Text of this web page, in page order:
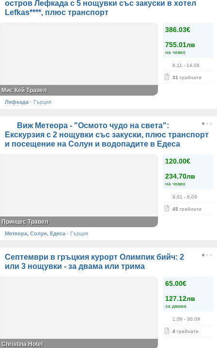
остров Лефкада с 5 нощувки със закуски в хотел
Lefkas****, плюс транспорт
386.03€
755.01лв
на човек
8.11 - 14.08
31 грабнати
Мис Кей Травел
Лефкада · Гърция
Виж Метеора - "Осмото чудо на света":
Екскурзия с 2 нощувки със закуски, плюс транспорт
и посещение на Солун и водопадите в Едеса
120.00€
234.70лв
на човек
9.01 - 6.09
45 грабнати
Принцес Травел
Метеора, Солун, Едеса · Гърция
Септември в гръцкия курорт Олимпик бийч: 2
или 3 нощувки - за двама или трима
65.00€
127.12лв
за двама
1.09 - 30.09
4 грабнати
Christina Hotel